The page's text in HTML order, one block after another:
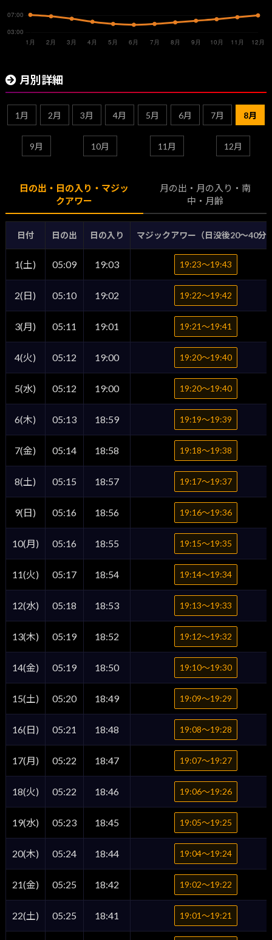
月別詳細
1月 2月 3月 4月 5月 6月 7月 8月
9月 10月 11月 12月
日の出・日の入り・マジッ
クアワー
月の出・月の入り・南
中・月齢
日付 日の出 日の入り マジックアワー（日没後20〜40分
1(土) 05:09 19:03 19:23〜19:43
2(日) 05:10 19:02 19:22〜19:42
3(月) 05:11 19:01 19:21〜19:41
4(火) 05:12 19:00 19:20〜19:40
5(水) 05:12 19:00 19:20〜19:40
6(木) 05:13 18:59 19:19〜19:39
7(金) 05:14 18:58 19:18〜19:38
8(土) 05:15 18:57 19:17〜19:37
9(日) 05:16 18:56 19:16〜19:36
10(月) 05:16 18:55 19:15〜19:35
11(火) 05:17 18:54 19:14〜19:34
12(水) 05:18 18:53 19:13〜19:33
13(木) 05:19 18:52 19:12〜19:32
14(金) 05:19 18:50 19:10〜19:30
15(土) 05:20 18:49 19:09〜19:29
16(日) 05:21 18:48 19:08〜19:28
17(月) 05:22 18:47 19:07〜19:27
18(火) 05:22 18:46 19:06〜19:26
19(水) 05:23 18:45 19:05〜19:25
20(木) 05:24 18:44 19:04〜19:24
21(金) 05:25 18:42 19:02〜19:22
22(土) 05:25 18:41 19:01〜19:21